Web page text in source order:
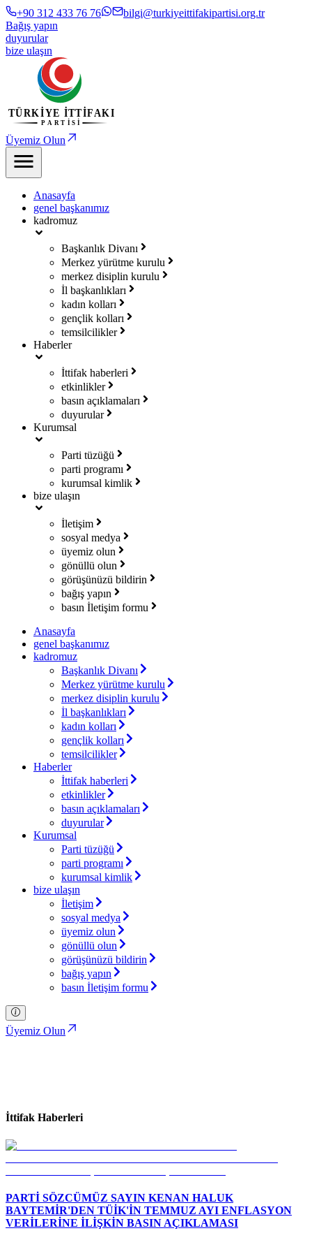
+90 312 433 76 76
bilgi@turkiyeittifakipartisi.org.tr
Bağış yapın
duyurular
bize ulaşın
Üyemiz Olun
Anasayfa
genel başkanımız
kadromuz
Başkanlık Divanı
Merkez yürütme kurulu
merkez disiplin kurulu
İl başkanlıkları
kadın kolları
gençlik kolları
temsilcilikler
Haberler
İttifak haberleri
etkinlikler
basın açıklamaları
duyurular
Kurumsal
Parti tüzüğü
parti programı
kurumsal kimlik
bize ulaşın
İletişim
sosyal medya
üyemiz olun
gönüllü olun
görüşünüzü bildirin
bağış yapın
basın İletişim formu
Anasayfa
genel başkanımız
kadromuz
Başkanlık Divanı
Merkez yürütme kurulu
merkez disiplin kurulu
İl başkanlıkları
kadın kolları
gençlik kolları
temsilcilikler
Haberler
İttifak haberleri
etkinlikler
basın açıklamaları
duyurular
Kurumsal
Parti tüzüğü
parti programı
kurumsal kimlik
bize ulaşın
İletişim
sosyal medya
üyemiz olun
gönüllü olun
görüşünüzü bildirin
bağış yapın
basın İletişim formu
Üyemiz Olun
İttifak Haberleri
PARTİ SÖZCÜMÜZ SAYIN KENAN HALUK
BAYTEMİR'DEN TÜİK'İN TEMMUZ AYI ENFLASYON
VERİLERİNE İLİŞKİN BASIN AÇIKLAMASI